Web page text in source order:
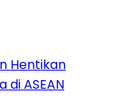
Hentikan
di ASEAN